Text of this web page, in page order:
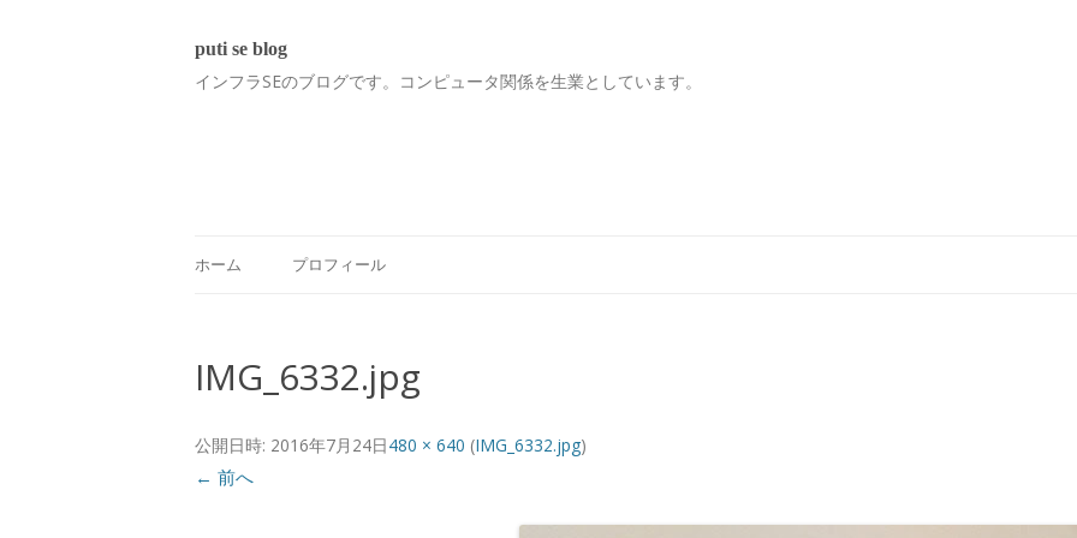
puti se blog
インフラSEのブログです。コンピュータ関係を生業としています。
ホーム プロフィール
IMG_6332.jpg
公開日時: 2016年7月24日480 × 640 (IMG_6332.jpg)
← 前へ